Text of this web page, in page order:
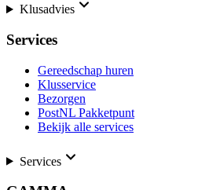
Klusadvies
Services
Gereedschap huren
Klusservice
Bezorgen
PostNL Pakketpunt
Bekijk alle services
Services